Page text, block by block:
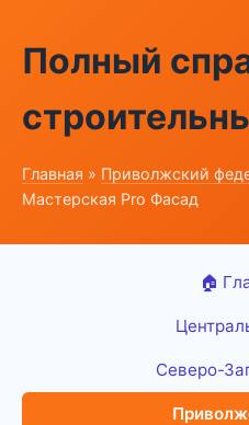
Полный
Главная » Приволжский
Мастерская Pro Фасад
🏠
Северо-